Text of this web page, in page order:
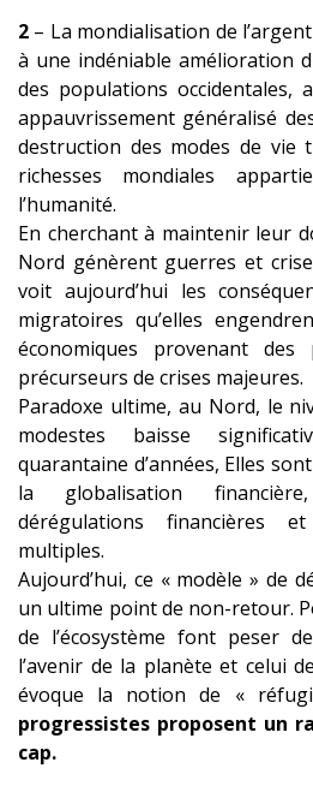
2 – La mondialisation de
à une indéniable amélioration
des populations occidentales,
appauvrissement généralisé
destruction des modes de vie
richesses mondiales
l’humanité.
En cherchant à maintenir leur
Nord génèrent guerres et
voit aujourd’hui les
migratoires qu’elles
économiques provenant
précurseurs de crises majeures.
Paradoxe ultime, au Nord, le
modestes baisse
quarantaine d’années, Elles
la globalisation
dérégulations financières
multiples.
Aujourd’hui, ce « modèle » de
un ultime point de non-retour.
de l’écosystème font peser
l’avenir de la planète et celui
évoque la notion de «
progressistes proposent un
cap.